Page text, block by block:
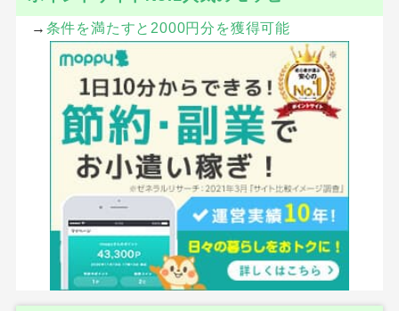
→ 条件を満たすと2000円分を獲得可能